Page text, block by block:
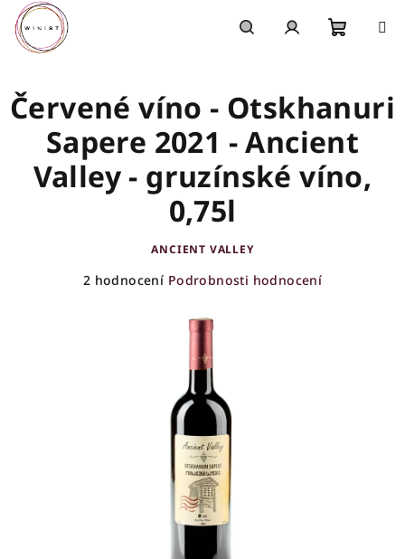
Přejít
na
obsah
košík
Červené víno - Otskhanuri
Sapere 2021 - Ancient
Valley - gruzínské víno,
0,75l
ANCIENT VALLEY
Průměrné
2 hodnocení Podrobnosti hodnocení